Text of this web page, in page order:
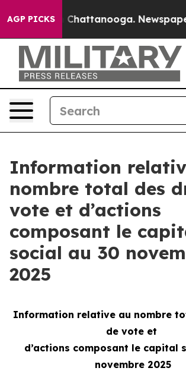
AGP PICKS
Chaos in Chattanooga.
Information
nombre total des
vote et d’actions
composant le
social au 30
2025
Information relative au nombre
de vote et
d’actions composant le capital
novembre 2025